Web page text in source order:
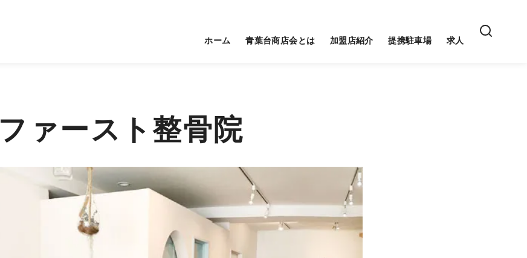
ホーム 青葉台商店会とは 加盟店紹介 提携駐車場 求人
ファースト整骨院